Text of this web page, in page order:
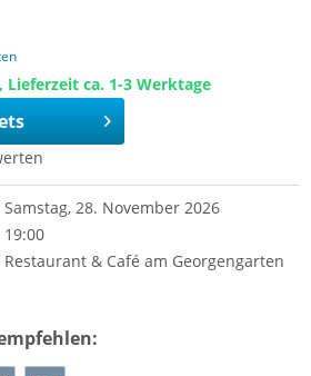
ca. 1-3 Werktage
Samstag, 28. November 2026
19:00
Restaurant & Café am Georgengarten